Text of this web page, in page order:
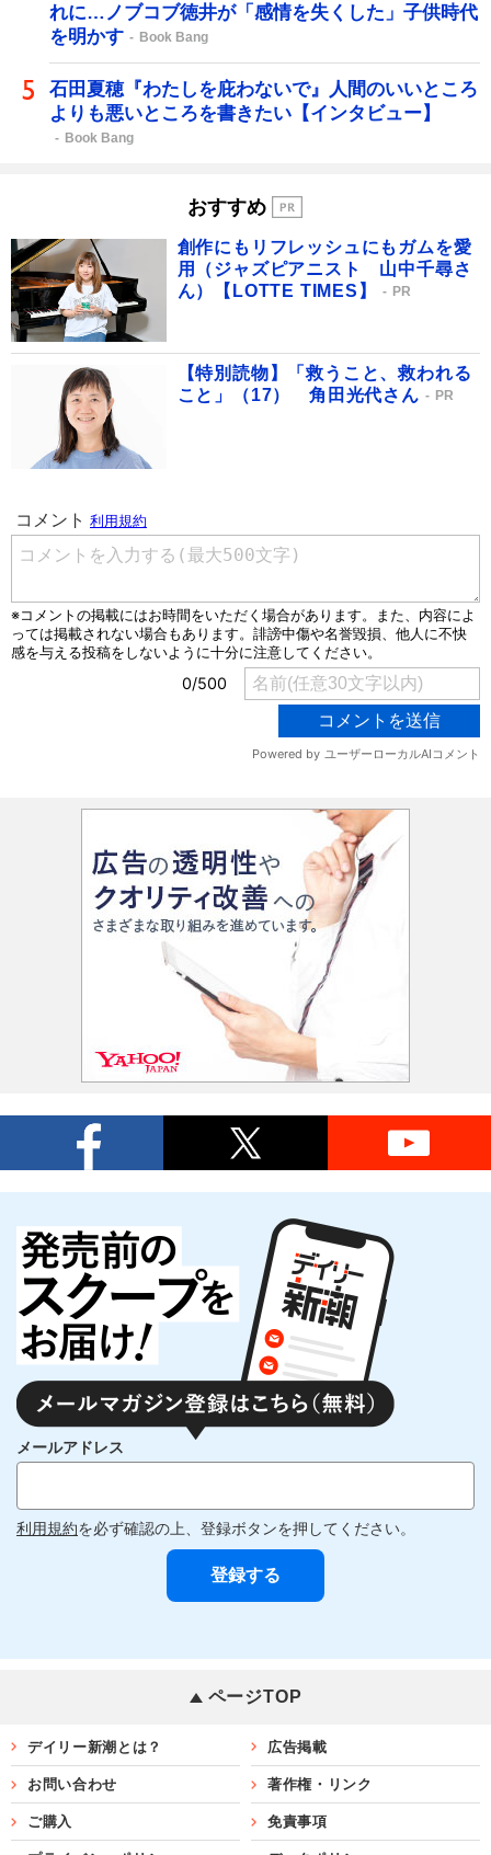
れに…ノブコブ徳井が「感情を失くした」子供時代
を明かす
Book Bang
石田夏穂『わたしを庇わないで』人間のいいところ
よりも悪いところを書きたい【インタビュー】
Book Bang
おすすめ
創作にもリフレッシュにもガムを愛
用（ジャズピアニスト 山中千尋さ
ん）【LOTTE TIMES】
PR
【特別読物】「救うこと、救われる
こと」（17） 角田光代さん
PR
メールアドレス
利用規約を必ず確認の上、登録ボタンを押してください。
ページTOP
デイリー新潮とは？ 広告掲載
お問い合わせ 著作権・リンク
ご購入 免責事項